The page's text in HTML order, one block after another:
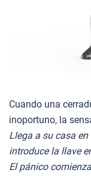
Cuando una
inoportuno, la
Llega a su casa
introduce la llave
El pánico